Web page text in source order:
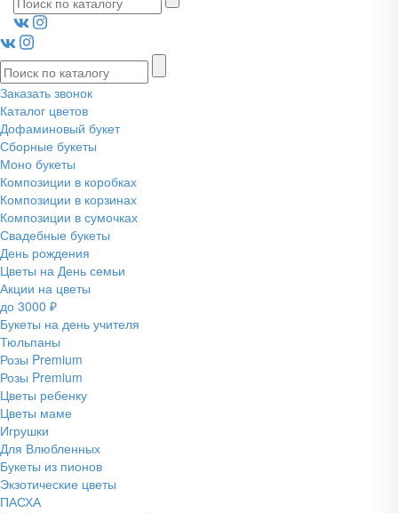
Заказать звонок
Каталог цветов
Дофаминовый букет
Сборные букеты
Моно букеты
Композиции в коробках
Композиции в корзинах
Композиции в сумочках
Свадебные букеты
День рождения
Цветы на День семьи
Акции на цветы
до 3000 ₽
Букеты на день учителя
Тюльпаны
Розы Premium
Розы Premium
Цветы ребенку
Цветы маме
Игрушки
Для Влюбленных
Букеты из пионов
Экзотические цветы
ПАСХА